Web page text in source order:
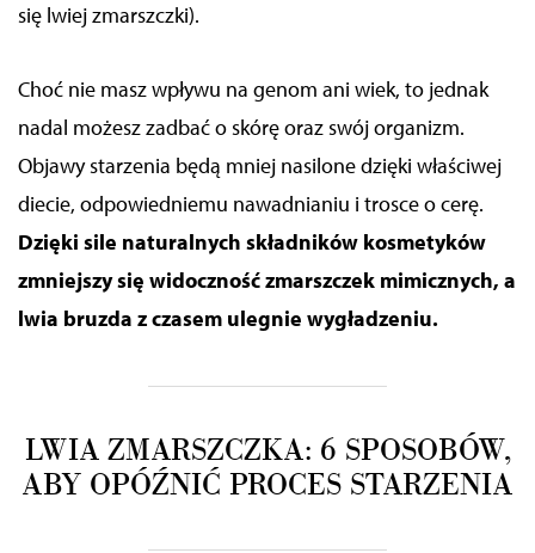
się lwiej zmarszczki).
Choć nie masz wpływu na genom ani wiek, to jednak
nadal możesz zadbać o skórę oraz swój organizm.
Objawy starzenia będą mniej nasilone dzięki właściwej
diecie, odpowiedniemu nawadnianiu i trosceo cerę.
Dzięki sile naturalnych składników kosmetyków
zmniejszy się widoczność zmarszczek mimicznych, a
lwia bruzda z czasem ulegnie wygładzeniu.
LWIA ZMARSZCZKA: 6 SPOSOBÓW,
ABY OPÓŹNIĆ PROCES STARZENIA